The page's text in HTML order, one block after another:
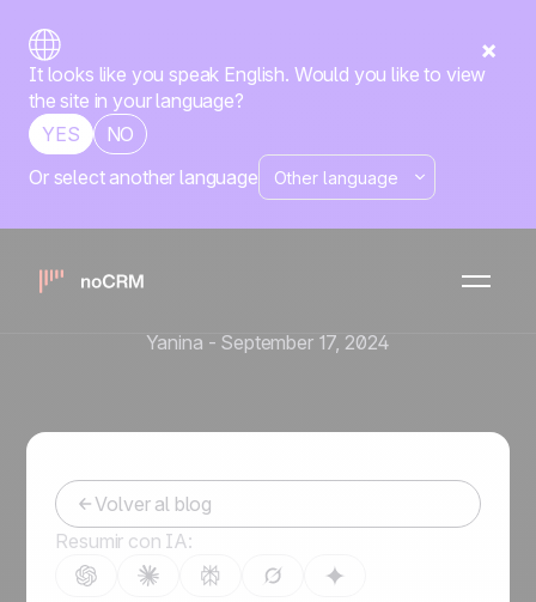
It looks like you speak English. Would you like to view
the site in your language?
YES
NO
Or select another language
Prospección
6 estrategias de
prospección para impulsar
Yanina - September 17, 2024
Volver al blog
Resumir con IA: